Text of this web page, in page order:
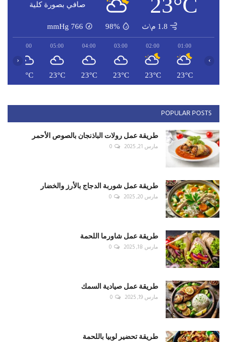
صافي بصورة كلية
1.8 م\ث 98%
766
mmHg
01:00
23°C
02:00
23°C
03:00
23°C
04:00
23°C
05:00
23°C
06:00
23°C
‹ ›
POPULAR POSTS
طريقة عمل رولات الباذنجان بالصوص الأحمر
مارس 21, 2025 0
طريقة عمل شوربة الدجاج بالأرز والخضار
مارس 20, 2025 0
طريقة عمل شاورما اللحمة
مارس 18, 2025 0
طريقة عمل صيادية السمك
مارس 19, 2025 0
طريقة تحضير لوبيا باللحمة